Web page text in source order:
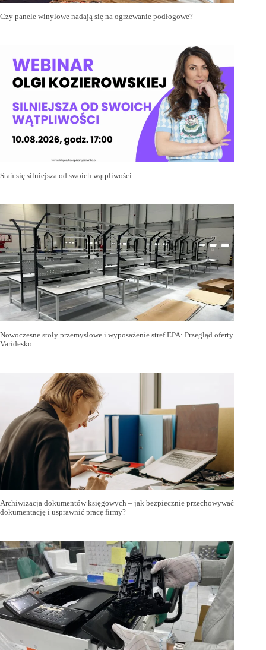
Czy panele winylowe nadają się na ogrzewanie podłogowe?
Stań się silniejsza od swoich wątpliwości
Nowoczesne stoły przemysłowe i wyposażenie stref EPA: Przegląd oferty
Varidesko
Archiwizacja dokumentów księgowych – jak bezpiecznie przechowywać
dokumentację i usprawnić pracę firmy?